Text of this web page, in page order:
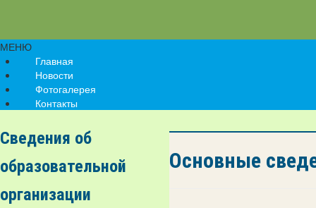
МЕНЮ
Главная
Новости
Фотогалерея
Контакты
Сведения об
образовательной
организации
Основные